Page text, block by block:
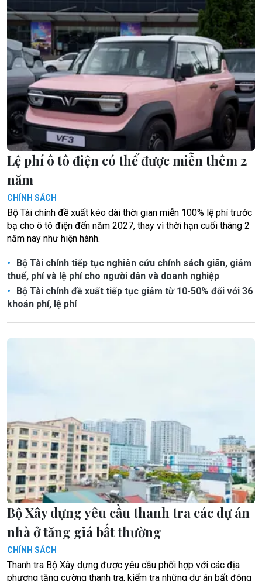
Lệ phí ô tô điện có thể được miễn thêm 2
năm
CHÍNH SÁCH
Bộ Tài chính đề xuất kéo dài thời gian miễn 100% lệ phí trước
bạ cho ô tô điện đến năm 2027, thay vì thời hạn cuối tháng 2
năm nay như hiện hành.
Bộ Tài chính tiếp tục nghiên cứu chính sách giãn, giảm
thuế, phí và lệ phí cho người dân và doanh nghiệp
Bộ Tài chính đề xuất tiếp tục giảm từ 10-50% đối với 36
khoản phí, lệ phí
Bộ Xây dựng yêu cầu thanh tra các dự án
nhà ở tăng giá bất thường
CHÍNH SÁCH
Thanh tra Bộ Xây dựng được yêu cầu phối hợp với các địa
phương tăng cường thanh tra, kiểm tra những dự án bất động